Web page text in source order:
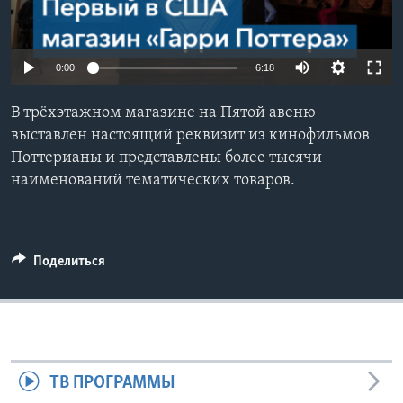
Learning English
Языки
0:00 6:18
В трёхэтажном магазине на Пятой авеню
выставлен настоящий реквизит из кинофильмов
Поттерианы и представлены более тысячи
наименований тематических товаров.
Поделиться
ТВ ПРОГРАММЫ